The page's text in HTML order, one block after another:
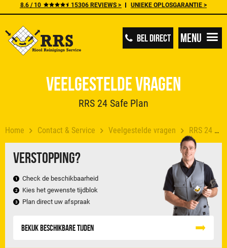
8.6 / 10 15306 REVIEWS > UNIEKE OPLOSGARANTIE >
BEL DIRECT Menu
Home Contact & Service Veelgestelde vragen RRS 24 Safe Plan
Verstopping?
Check de beschikbaarheid
Kies het gewenste tijdblok
Plan direct uw afspraak
Bekijk beschikbare tijden
Veelgestelde vragen
RRS 24 Safe Plan